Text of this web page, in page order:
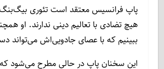
پاپ فرانسیس معتقد است تئوری بیگ‌بنگ
هیچ تضادی با تعالیم دینی ندارند. او
ببینیم که با عصای جادویی‌اش می‌تواند
این سخنان پاپ در حالی مطرح می‌شود که